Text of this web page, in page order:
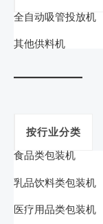
全自动吸管投放机
其他供料机
按行业分类
食品类包装机
乳品饮料类包装机
医疗用品类包装机